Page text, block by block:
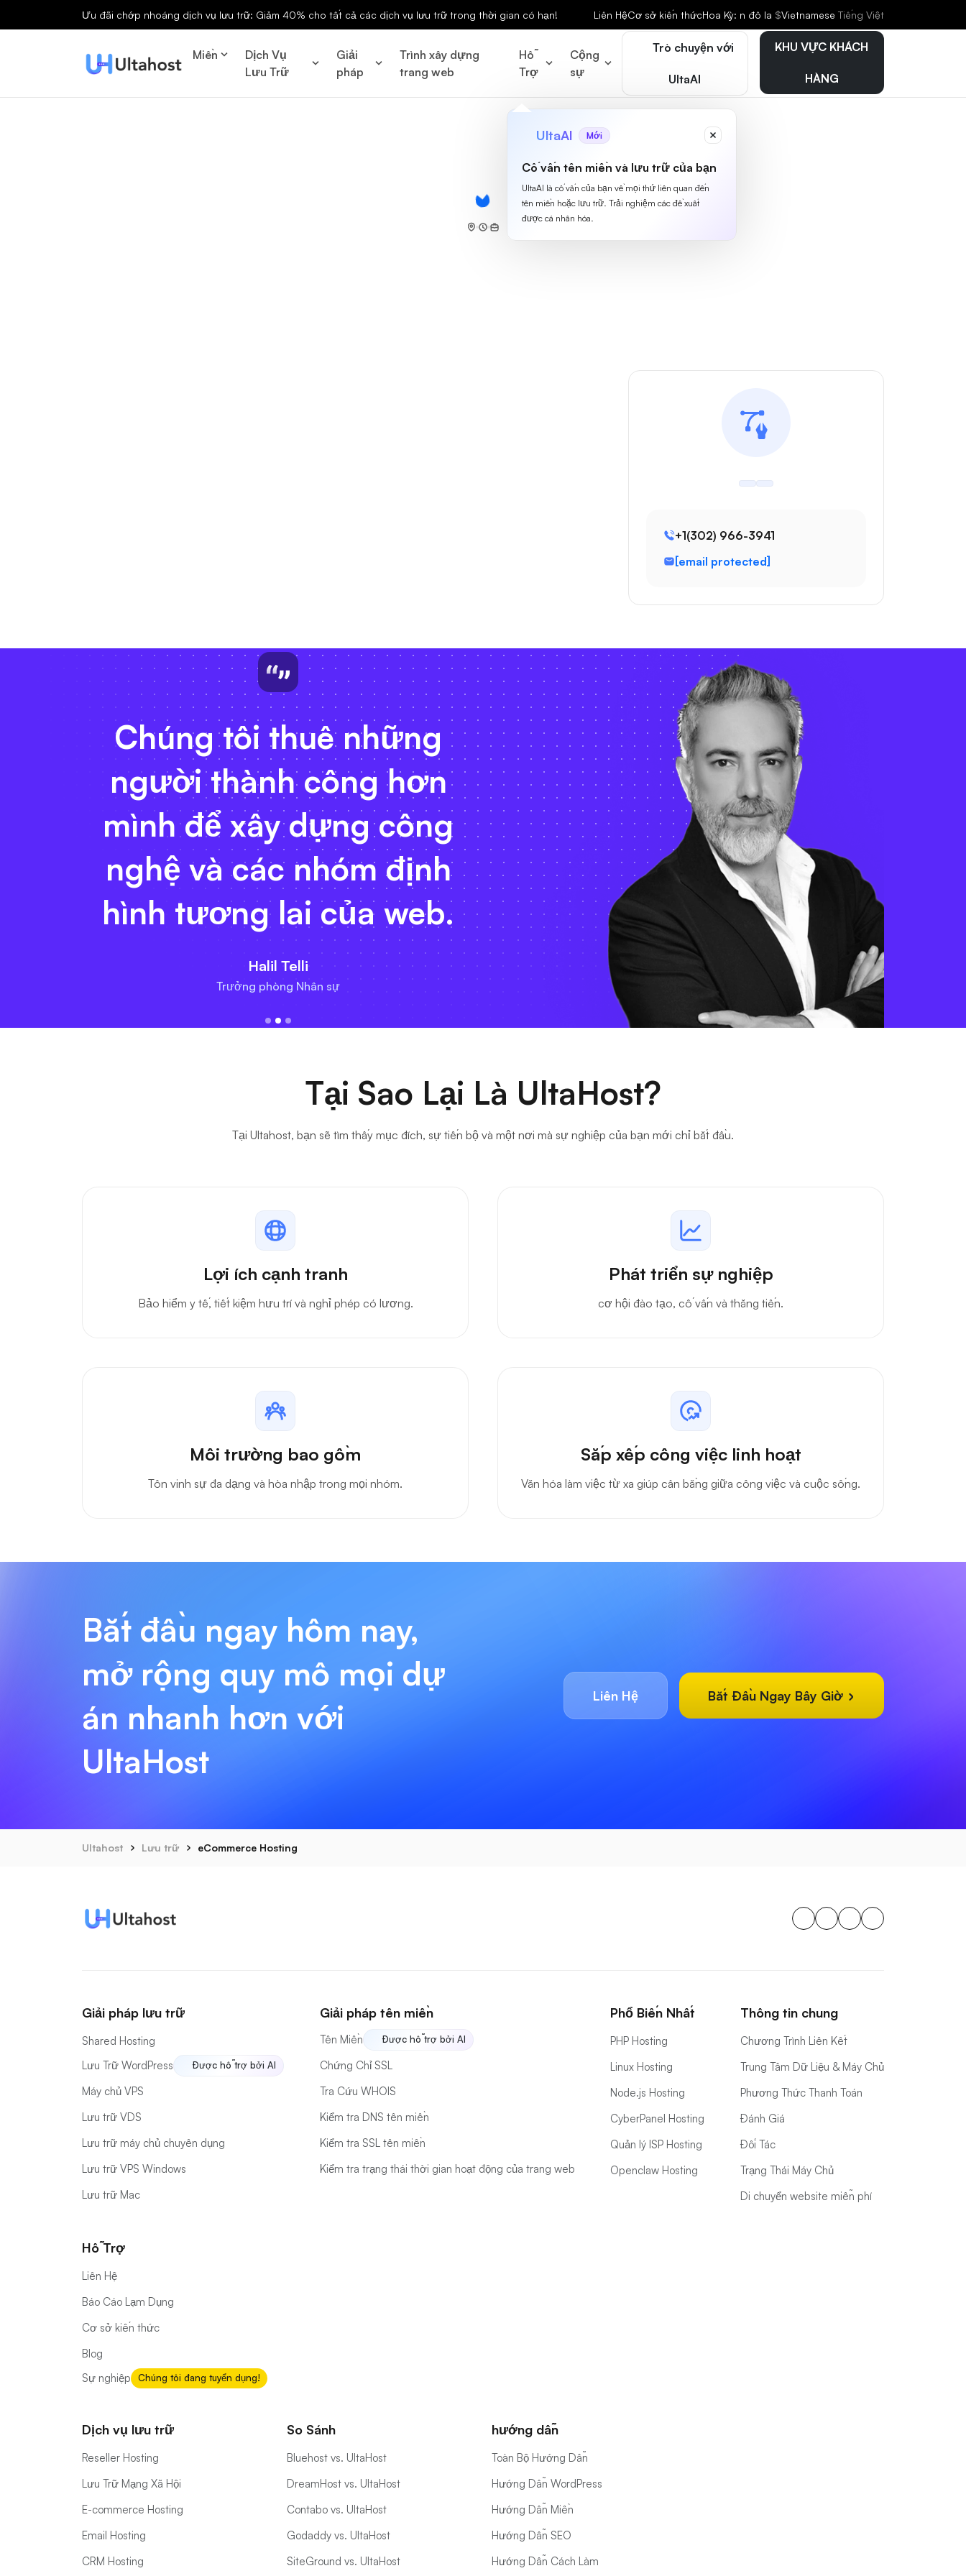
Ưu đãi chớp nhoáng dịch vụ lưu trữ: Giảm 40% cho tất cả các dịch vụ lưu trữ trong thời gian có hạn! Liên HệCơ sở kiến thứcHoa Kỳ: n đô la $Vietnamese Tiếng Việt
Miền
Dịch Vụ
Lưu Trữ
Giải
pháp
Trình xây dựng
trang web
Hỗ
Trợ
Cộng
sự
Trò chuyện với
UltaAI
UltaAI Mới
Cố vấn tên miền và lưu trữ của bạn
UltaAI là cố vấn của bạn về mọi thứ liên quan đến
tên miền hoặc lưu trữ. Trải nghiệm các đề xuất
được cá nhân hóa.
KHU VỰC KHÁCH
HÀNG
+1(302) 966-3941
[email protected]
Chúng tôi thuê những
người thành công hơn
mình để xây dựng công
nghệ và các nhóm định
hình tương lai của web.
Halil Telli
Trưởng phòng Nhân sự
Tại Sao Lại Là UltaHost?
Tại Ultahost, bạn sẽ tìm thấy mục đích, sự tiến bộ và một nơi mà sự nghiệp của bạn mới chỉ bắt đầu.
Lợi ích cạnh tranh
Bảo hiểm y tế, tiết kiệm hưu trí và nghỉ phép có lương.
Phát triển sự nghiệp
cơ hội đào tạo, cố vấn và thăng tiến.
Môi trường bao gồm
Tôn vinh sự đa dạng và hòa nhập trong mọi nhóm.
Sắp xếp công việc linh hoạt
Văn hóa làm việc từ xa giúp cân bằng giữa công việc và cuộc sống.
Bắt đầu ngay hôm nay,
mở rộng quy mô mọi dự
án nhanh hơn với
UltaHost
Liên Hệ Bắt Đầu Ngay Bây Giờ
Ultahost Lưu trữ eCommerce Hosting
Giải pháp lưu trữ
Shared Hosting
Lưu Trữ WordPress
Được hỗ trợ bởi AI
Máy chủ VPS
Lưu trữ VDS
Lưu trữ máy chủ chuyên dụng
Lưu trữ VPS Windows
Lưu trữ Mac
Giải pháp tên miền
Tên Miền Được hỗ trợ bởi AI
Chứng Chỉ SSL
Tra Cứu WHOIS
Kiểm tra DNS tên miền
Kiểm tra SSL tên miền
Kiểm tra trạng thái thời gian hoạt động của trang web
Phổ Biến Nhất
PHP Hosting
Linux Hosting
Node.js Hosting
CyberPanel Hosting
Quản lý ISP Hosting
Openclaw Hosting
Thông tin chung
Chương Trình Liên Kết
Trung Tâm Dữ Liệu & Máy Chủ
Phương Thức Thanh Toán
Đánh Giá
Đối Tác
Trạng Thái Máy Chủ
Di chuyển website miễn phí
Hỗ Trợ
Liên Hệ
Báo Cáo Lạm Dụng
Cơ sở kiến thức
Blog
Sự nghiệp
Chúng tôi đang tuyển dụng!
Dịch vụ lưu trữ
Reseller Hosting
Lưu Trữ Mạng Xã Hội
E-commerce Hosting
Email Hosting
CRM Hosting
So Sánh
Bluehost vs. UltaHost
DreamHost vs. UltaHost
Contabo vs. UltaHost
Godaddy vs. UltaHost
SiteGround vs. UltaHost
hướng dẫn
Toàn Bộ Hướng Dẫn
Hướng Dẫn WordPress
Hướng Dẫn Miền
Hướng Dẫn SEO
Hướng Dẫn Cách Làm